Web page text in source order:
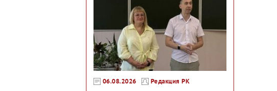
06.08.2026 Редакция РК